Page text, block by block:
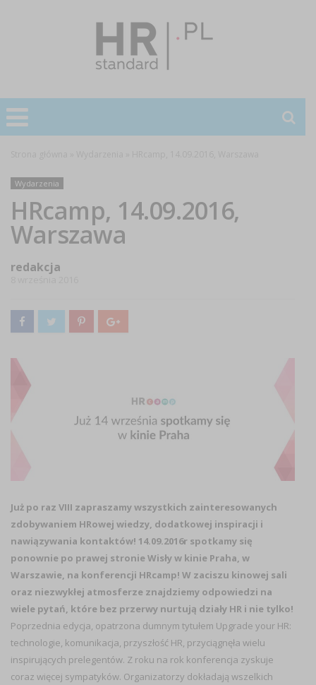
Wydarzenia
HRcamp, 14.09.2016,
Warszawa
redakcja
Już po raz VIII zapraszamy wszystkich zainteresowanych
zdobywaniem HRowej wiedzy, dodatkowej inspiracji i
nawiązywania kontaktów! 14.09.2016r spotkamy się
ponownie po prawej stronie Wisły w kinie Praha, w
Warszawie, na konferencji HRcamp! W zaciszu kinowej sali
oraz niezwykłej atmosferze znajdziemy odpowiedzi na
wiele pytań, które bez przerwy nurtują działy HR i nie tylko!
Poprzednia edycja, opatrzona dumnym tytułem Upgrade your HR:
technologie, komunikacja, przyszłość HR, przyciągnęła wielu
inspirujących prelegentów. Z roku na rok konferencja zyskuje
coraz więcej sympatyków. Organizatorzy dokładają wszelkich